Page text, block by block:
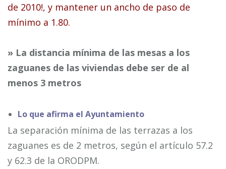
de 2010!, y mantener un ancho de paso de
mínimo a 1.80.
» La distancia mínima de las mesas a los
zaguanes de las viviendas debe ser de al
menos 3 metros
Lo que afirma el Ayuntamiento
La separación mínima de las terrazas a los
zaguanes es de 2 metros, según el artículo 57.2
y 62.3 de la ORODPM.